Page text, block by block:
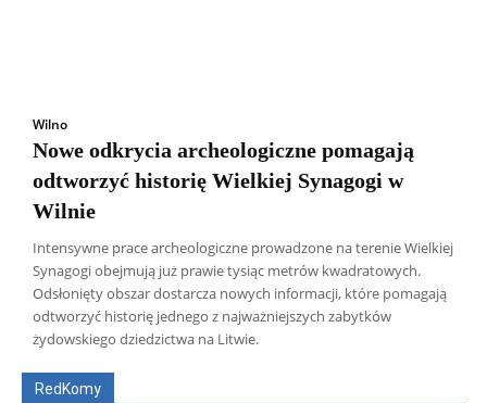
Wilno
Nowe odkrycia archeologiczne pomagają
odtworzyć historię Wielkiej Synagogi w
Wilnie
Intensywne prace archeologiczne prowadzone na terenie Wielkiej
Synagogi obejmują już prawie tysiąc metrów kwadratowych.
Odsłonięty obszar dostarcza nowych informacji, które pomagają
odtworzyć historię jednego z najważniejszych zabytków
żydowskiego dziedzictwa na Litwie.
RedKomy
Wszyscy Aleksander Borowik
Antoni Radczenko
Artur Płokszto
Grzegorz Górny
ks. Jarosław Wąsowicz SDB